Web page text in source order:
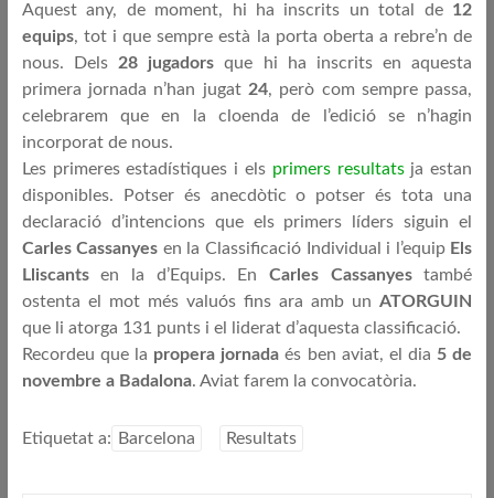
Aquest any, de moment, hi ha inscrits un total de 12
equips, tot i que sempre està la porta oberta a rebre’n de
nous. Dels 28 jugadors que hi ha inscrits en aquesta
primera jornada n’han jugat24, però com sempre passa,
celebrarem que en la cloenda de l’edició se n’hagin
incorporat de nous.
Les primeres estadístiques i elsprimers resultatsja estan
disponibles. Potser és anecdòtic o potser és tota una
declaració d’intencions que els primers líders siguin el
Carles Cassanyes en la Classificació Individual i l’equip Els
Lliscantsen la d’Equips. En Carles Cassanyestambé
ostenta el mot més valuós fins ara amb unATORGUIN
que li atorga 131 punts i el liderat d’aquesta classificació.
Recordeu que la propera jornada és ben aviat, el dia 5 de
novembre a Badalona. Aviat farem la convocatòria.
Etiquetat a: Barcelona Resultats